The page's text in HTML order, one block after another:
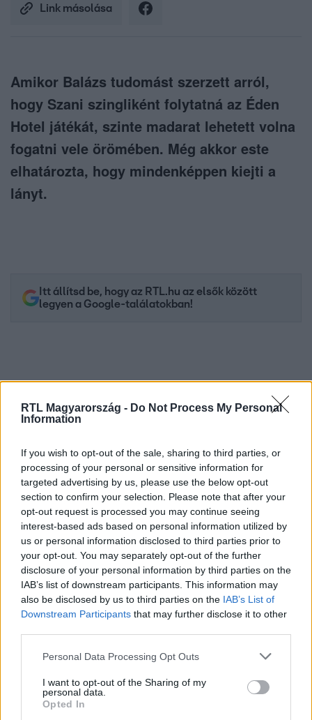
RTL Magyarország - Do Not Process My Personal
Information
If you wish to opt-out of the sale, sharing to third parties, or
processing of your personal or sensitive information for
targeted advertising by us, please use the below opt-out
section to confirm your selection. Please note that after your
opt-out request is processed you may continue seeing
interest-based ads based on personal information utilized by
us or personal information disclosed to third parties prior to
your opt-out. You may separately opt-out of the further
disclosure of your personal information by third parties on the
IAB’s list of downstream participants. This information may
also be disclosed by us to third parties on the IAB’s List of
Downstream Participants that may further disclose it to other
Please note that this website/app uses one or more Google
not limited to your visit or usage behaviour. You may click to
grant or deny consent to Google and its third-party tags to
use your data for below specified purposes in below Google
Personal Data Processing Opt Outs
I want to opt-out of the Sharing of my
personal data.
Opted In
Link másolása
Amikor Balázs tudomást szerzett arról,
hogy Szani szingliként folytatná az Éden
Hotel játékát, szinte madarat lehetett volna
fogatni vele örömében. Még akkor este
elhatározta, hogy mindenképpen kiejti a
lányt.
Itt állítsd be, hogy az RTL.hu az elsők között
legyen a Google-találatokban!
Kövess minket, és értesülj a friss hírekről a
Facebookon is!
Követem
#ÉDEN HOTEL #RTL+ #RTL #VIDEÓ
BALÁZS #SZANI #ARNI #SZÁMŰZÉS
SZÖVETSÉG